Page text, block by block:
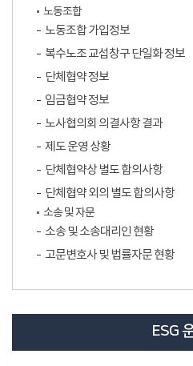
노동조합
노동조합 가입정보
복수노조 교섭창구 단일화 정보
단체협약 정보
임금협약 정보
노사협의회 의결사항 결과
제도 운영 상황
단체협약상 별도 합의사항
단체협약 외의 별도 합의사항
소송 및 자문
소송 및 소송대리인 현황
고문변호사 및 법률자문 현황
ESG